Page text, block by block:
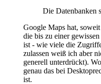
Die Datenbanken
Google Maps hat,
die bis zu einer
ist - wie viele die
zulassen weiß ich aber
generell unterdrückt).
genau das bei
ist.